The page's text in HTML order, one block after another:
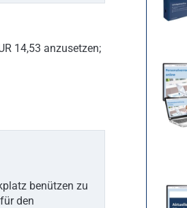
14,53 anzusetzen;
benützen zu
den